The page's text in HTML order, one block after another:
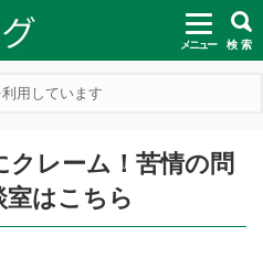
メニュー 検 索
用しています
レーム！苦情の問
室はこちら